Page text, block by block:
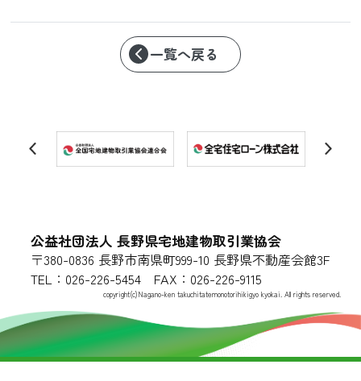
一覧へ戻る
公益社団法人 長野県宅地建物取引業協会
〒380-0836 長野市南県町999-10 長野県不動産会館3F
TEL：026-226-5454 FAX：026-226-9115
copyright(c)Nagano-ken takuchitatemonotorihikigyo kyokai. All rights reserved.